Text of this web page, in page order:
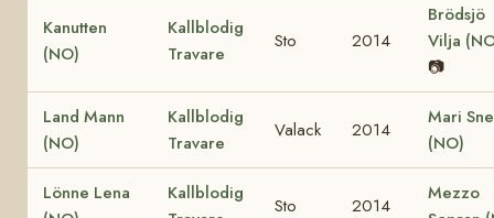
Kanutten
(NO)
Kallblodig
Travare
Sto 2014
Brödsjö
Vilja
📷
Land Mann
(NO)
Kallblodig
Travare
Valack 2014
Mari
(NO)
Lönne Lena
Kallblodig
Sto 2014
Mezzo